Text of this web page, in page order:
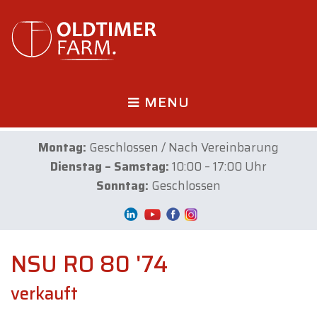
MENU
Montag: Geschlossen / Nach Vereinbarung
Dienstag – Samstag:10:00 – 17:00 Uhr
Sonntag: Geschlossen
NSU RO 80 '74
verkauft